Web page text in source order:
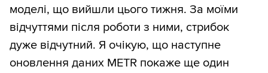
моделі, що вийшли цього тижня. За моїми
відчуттями після роботи з ними, стрибок
дуже відчутний. Я очікую, що наступне
оновлення даних METR покаже ще один